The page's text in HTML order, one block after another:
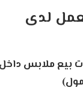
داخل (ستيمول+